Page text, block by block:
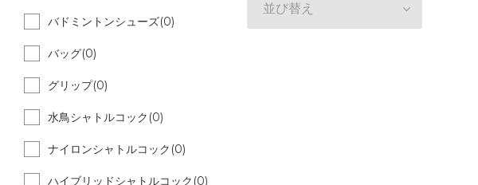
並び替え
バドミントンシューズ(0)
バッグ(0)
グリップ(0)
水鳥シャトルコック(0)
ナイロンシャトルコック(0)
ハイブリッドシャトルコック(0)